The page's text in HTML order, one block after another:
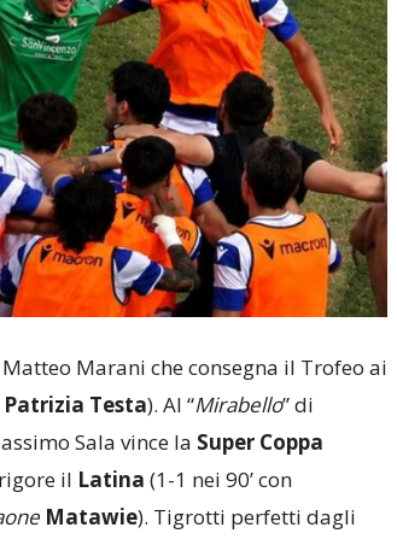
Marani che consegna il Trofeo ai
Patrizia Testa). Al “Mirabello” di
Sala vince la Super Coppa
il Latina (1-1 nei 90’ con
Matawie). Tigrotti perfetti dagli